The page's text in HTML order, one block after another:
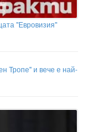
"Евровизия"
Тропе" и вече е най-